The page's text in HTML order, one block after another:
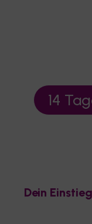
14
Dein